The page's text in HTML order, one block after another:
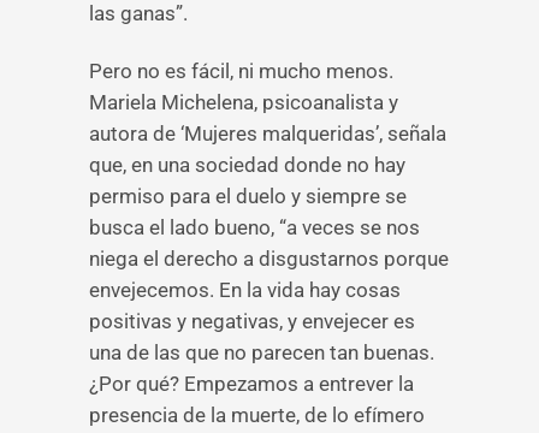
las ganas”.
Pero no es fácil, ni mucho menos.
Mariela Michelena, psicoanalista y
autora de ‘Mujeres malqueridas’, señala
que, en una sociedad donde no hay
permiso para el duelo y siempre se
busca el lado bueno, “a veces se nos
niega el derecho a disgustarnos porque
envejecemos. En la vida hay cosas
positivas y negativas, y envejecer es
una de las que no parecen tan buenas.
¿Por qué? Empezamos a entrever la
presencia de la muerte, de lo efímero